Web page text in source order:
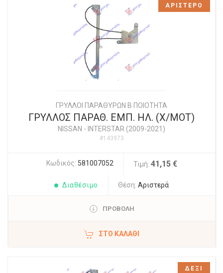
ΓΡΥΛΛΟΙ ΠΑΡΑΘΥΡΩΝ Β ΠΟΙΟΤΗΤΑ
ΓΡΥΛΛΟΣ ΠΑΡΑΘ. ΕΜΠ. ΗΛ. (Χ/ΜΟΤ)
NISSAN - INTERSTAR (2009-2021)
#143973
Κωδικός: 581007052 Τιμή: 41,15 €
Διαθέσιμο Θέση: Αριστερά
ΠΡΟΒΟΛΗ
ΣΤΟ ΚΑΛΆΘΙ
ΑΡΙΣΤΕΡΟ
ΔΕΞΙ